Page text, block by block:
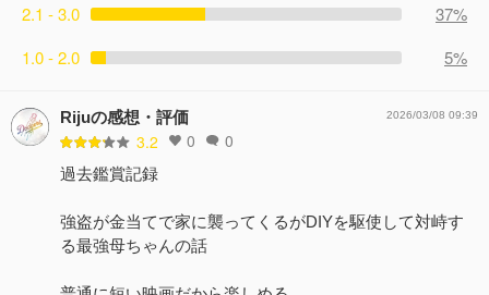
2.1 - 3.0
37%
1.0 - 2.0
5%
Rijuの感想・評価
3.2 0 0
2026/03/08 09:39
過去鑑賞記録
強盗が金当てで家に襲ってくるがDIYを駆使して対峙す
る最強母ちゃんの話